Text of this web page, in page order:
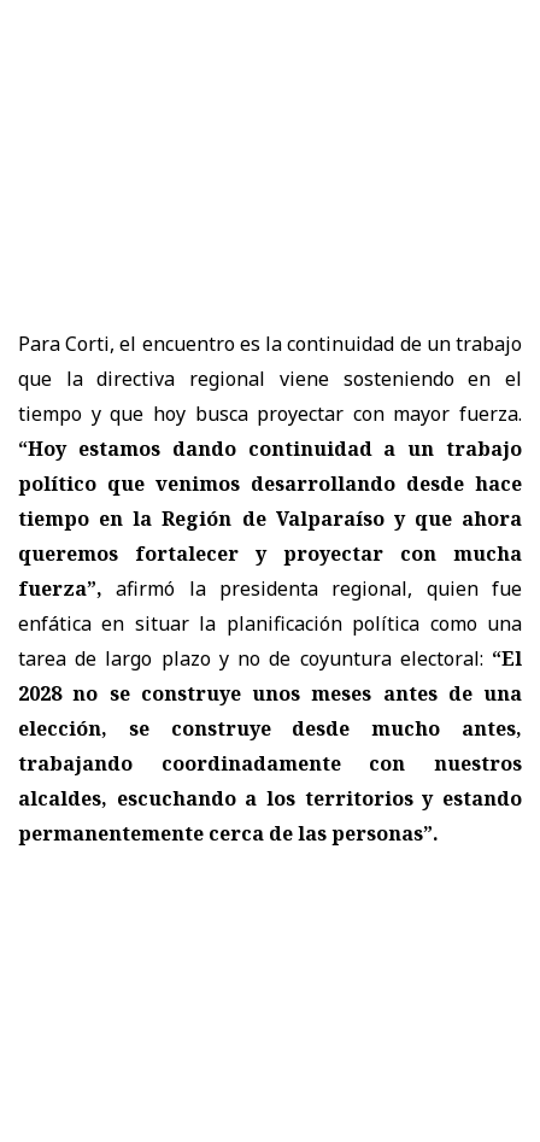
Para Corti, el encuentro es la continuidad de un trabajo
que la directiva regional viene sosteniendo en el
tiempo y que hoy busca proyectar con mayor fuerza.
“Hoy estamos dando continuidad a un trabajo
político que venimos desarrollando desde hace
tiempo en la Región de Valparaíso y que ahora
queremos fortalecer y proyectar con mucha
fuerza”, afirmó la presidenta regional, quien fue
enfática en situar la planificación política como una
tarea de largo plazo y no de coyuntura electoral: “El
2028 no se construye unos meses antes de una
elección, se construye desde mucho antes,
trabajando coordinadamente con nuestros
alcaldes, escuchando a los territorios y estando
permanentemente cerca de las personas”.